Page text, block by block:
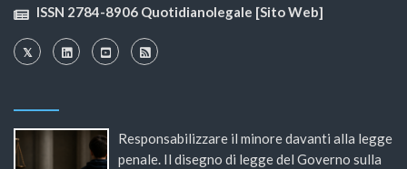
ISSN 2784-8906 Quotidianolegale [Sito Web]
Responsabilizzare il minore davanti alla legge
penale. Il disegno di legge del Governo sulla